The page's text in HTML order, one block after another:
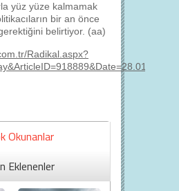
yüz yüze kalmamak
bir an önce
belirtiyor. (aa)
Radikal.aspx?
Okunanlar
Eklenenler